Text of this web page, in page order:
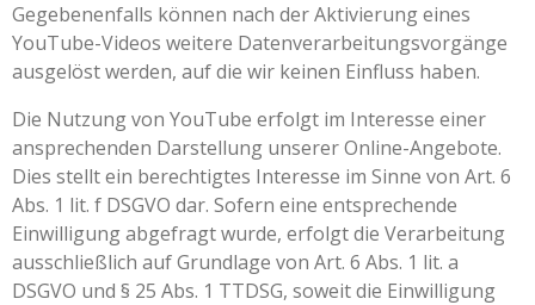
Gegebenenfalls können nach der Aktivierung eines
YouTube-Videos weitere Datenverarbeitungsvorgänge
ausgelöst werden, auf die wir keinen Einfluss haben.
Die Nutzung von YouTube erfolgt im Interesse einer
ansprechenden Darstellung unserer Online-Angebote.
Dies stellt ein berechtigtes Interesse im Sinne von Art. 6
Abs. 1 lit. f DSGVO dar. Sofern eine entsprechende
Einwilligung abgefragt wurde, erfolgt die Verarbeitung
ausschließlich auf Grundlage von Art. 6 Abs. 1 lit. a
DSGVO und § 25 Abs. 1 TTDSG, soweit die Einwilligung